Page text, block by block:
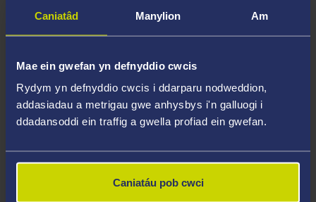
Caniatâd Manylion Am
Mae ein gwefan yn defnyddio cwcis
Rydym yn defnyddio cwcis i ddarparu nodweddion,
addasiadau a metrigau gwe anhysbys i'n galluogi i
ddadansoddi ein traffig a gwella profiad ein gwefan.
Caniatáu pob cwci
Nodir gofynion iaith Saesneg neu Gymraeg ar y
ganddynt lefel ddigonol o allu ieithyddol i astudio'r
cwrs o'u dewis.
DYDDIAD CAU GWNEUD CAIS
Sicrhewch eich bod yn cyflwyno'ch cais erbyn y